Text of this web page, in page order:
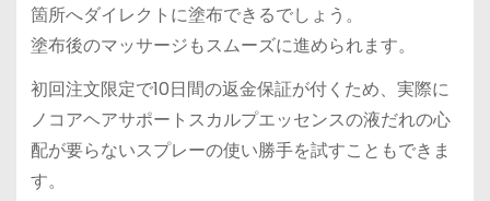
箇所へダイレクトに塗布できるでしょう。
塗布後のマッサージもスムーズに進められます。
初回注文限定で10日間の返金保証が付くため、実際に
ノコアヘアサポートスカルプエッセンスの液だれの心
配が要らないスプレーの使い勝手を試すこともできま
す。